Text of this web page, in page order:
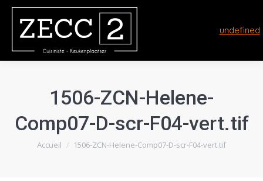
undefined
1506-ZCN-Helene-
Comp07-D-scr-F04-vert.tif
Vous êtes ici :
Accueil 1506-ZCN-Helene-Comp07-D-scr-F04-vert.tif